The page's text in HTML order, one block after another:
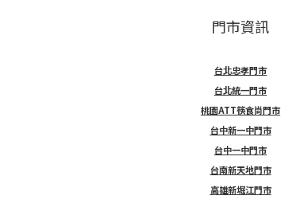
門市資訊
台北忠孝門市
台北統一門市
桃園ATT筷食尚門市
台中新一中門市
台中一中門市
台南新天地門市
高雄新堀江門市